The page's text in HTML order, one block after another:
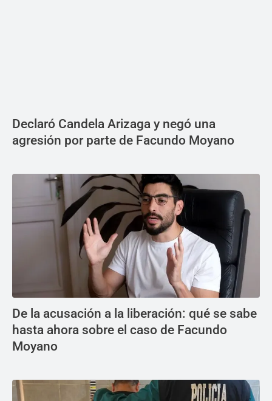
Declaró Candela Arizaga y negó una
agresión por parte de Facundo Moyano
De la acusación a la liberación: qué se sabe
hasta ahora sobre el caso de Facundo
Moyano